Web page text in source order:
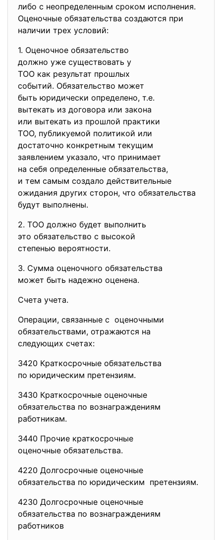
либо с неопределенным сроком исполнения.
Оценочные обязательства создаются при
наличии трех условий:
1. Оценочное обязательство
должно уже существовать у
ТОО как результат прошлых
событий. Обязательство может
быть юридически определено, т.е.
вытекать из договора или закона
или вытекать из прошлой практики
ТОО, публикуемой политикой или
достаточно конкретным текущим
заявлением указало, что принимает
на себя определенные обязательства,
и тем самым создало действительные
ожидания других сторон, что обязательства
будут выполнены.
2. ТОО должно будет выполнить
это обязательство с высокой
степенью вероятности.
3. Сумма оценочного обязательства
может быть надежно оценена.
Счета учета.
Операции, связанные с оценочными
обязательствами, отражаются на
следующих счетах:
3420 Краткосрочные обязательства
по юридическим претензиям.
3430 Краткосрочные оценочные
обязательства по вознаграждениям
работникам.
3440 Прочие краткосрочные
оценочные обязательства.
4220 Долгосрочные оценочные
обязательства по юридическим претензиям.
4230 Долгосрочные оценочные
обязательства по вознаграждениям
работников